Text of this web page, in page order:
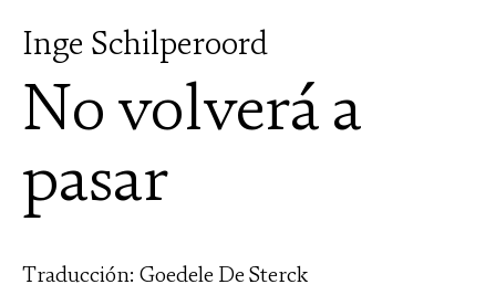
Inge Schilperoord
No volverá a
pasar
Traducción: Goedele De Sterck